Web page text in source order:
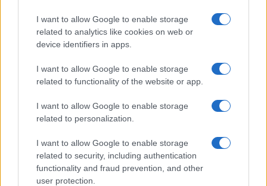
I want to allow Google to enable storage
related to analytics like cookies on web or
device identifiers in apps.
I want to allow Google to enable storage
related to functionality of the website or app.
I want to allow Google to enable storage
related to personalization.
I want to allow Google to enable storage
related to security, including authentication
functionality and fraud prevention, and other
user protection.